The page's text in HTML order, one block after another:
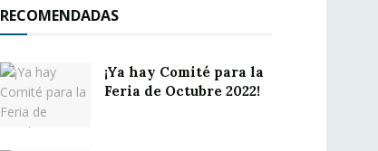
RECOMENDADAS
¡Ya hay Comité para la
Feria de Octubre 2022!